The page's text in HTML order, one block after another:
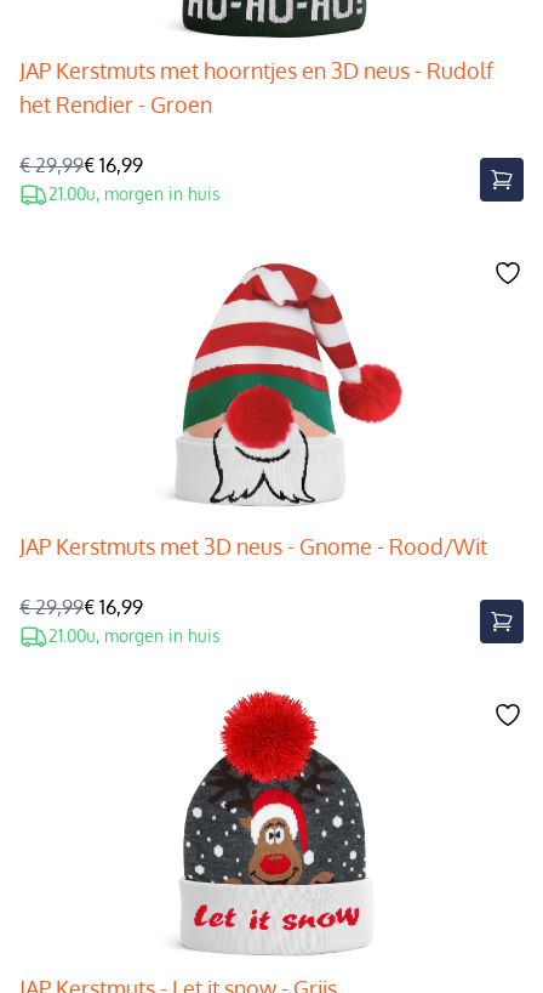
JAP Kerstmuts met hoorntjes en 3D neus - Rudolf
het Rendier - Groen
€ 29,99€ 16,99
21.00u, morgen in huis
JAP Kerstmuts met 3D neus - Gnome - Rood/Wit
€ 29,99€ 16,99
21.00u, morgen in huis